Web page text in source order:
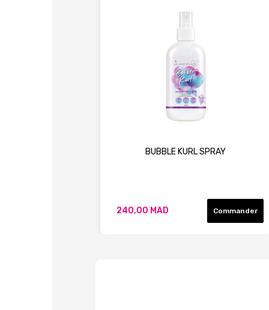
BUBBLE KURL SPRAY
240,00 MAD Commander